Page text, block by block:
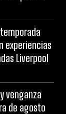
experiencias
Liverpool
venganza
de agosto